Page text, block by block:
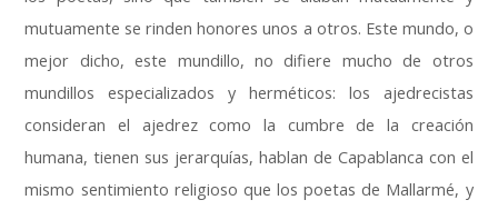
mutuamente se rinden honores unos a otros. Este mundo, o
mejor dicho,este mundillo,no difiere mucho de otros
mundillos especializados y herméticos: los ajedrecistas
consideran el ajedrez como la cumbre de la creación
humana,tienen sus jerarquías,hablan de Capablanca con el
mismo sentimiento religioso que los poetas de Mallarmé, y